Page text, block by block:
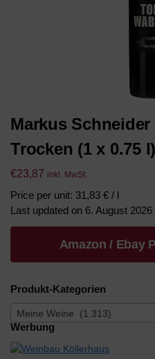
Markus Schneider
Trocken (1 x 0.75 l)
€23,87 inkl. MwSt.
Price per unit: 31,83 € / l
Last updated on 6. August 2026
Amazon / Ebay
Produkt-Kategorien
Meine Weine (1.313)
Werbung